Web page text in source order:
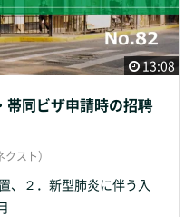
13:08
帯同ビザ申請時の招聘
スト）
、２．新型肺炎に伴う入